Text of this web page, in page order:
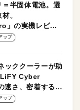
半固体電池。選
。
」の実機レビュ
ップ
ッククーラーが助
Cyber
速さ、密着する冷
作性がグッド！
ップ